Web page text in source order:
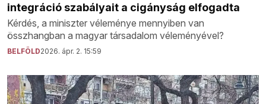
integráció szabályait a cigányság elfogadta
Kérdés, a miniszter véleménye mennyiben van
összhangban a magyar társadalom véleményével?
BELFÖLD2026. ápr. 2. 15:59